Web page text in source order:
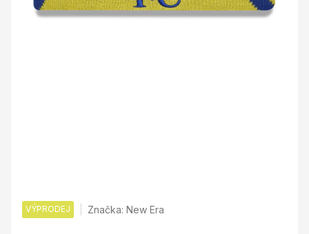
VÝPRODEJ Značka:New Era